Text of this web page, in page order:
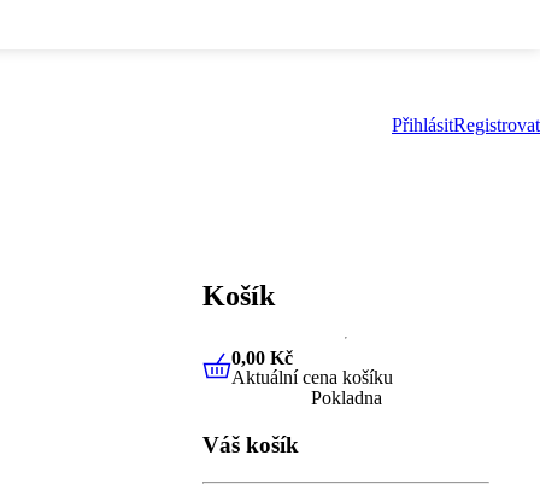
PřihlásitRegistrovat
Košík
0,00 KčAktuální cena košíku
0,00 Kč
Aktuální cena košíku
Pokladna
Váš košík